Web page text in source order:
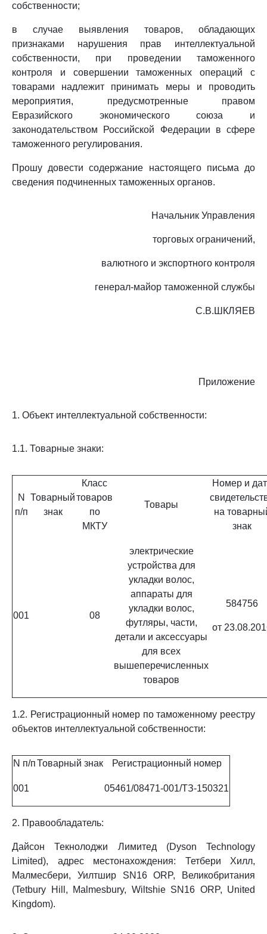
собственности;
в случае выявления товаров, обладающих
признаками нарушения прав интеллектуальной
собственности, при проведении таможенного
контроля и совершении таможенных операций с
товарами надлежит принимать меры и проводить
мероприятия, предусмотренные правом
Евразийского экономического союза и
законодательством Российской Федерации в сфере
таможенного регулирования.
Прошу довести содержание настоящего письма до
сведения подчиненных таможенных органов.
Начальник Управления
торговых ограничений,
валютного и экспортного контроля
генерал-майор таможенной службы
С.В.ШКЛЯЕВ
Приложение
1. Объект интеллектуальной собственности:
1.1. Товарные знаки:
N
п/п
Товарный
знак
Класс
товаров
по
МКТУ
Товары
Номер и
на
знак
001 08
электрические
устройства для
укладки волос,
аппараты для
укладки волос,
футляры, части,
детали и аксессуары
для всех
вышеперечисленных
товаров
584756
от
1.2. Регистрационный номер по таможенному реестру
объектов интеллектуальной собственности:
N п/пТоварный знак Регистрационный номер
001 05461/08471-001/ТЗ-150321
2. Правообладатель:
Дайсон Текнолоджи Лимитед (Dyson Technology
Limited), адрес местонахождения: Тетбери Хилл,
Малмесбери, Уилтшир SN16 ORP, Великобритания
(Tetbury Hill, Malmesbury, Wiltshie SN16 ORP, United
Kingdom).